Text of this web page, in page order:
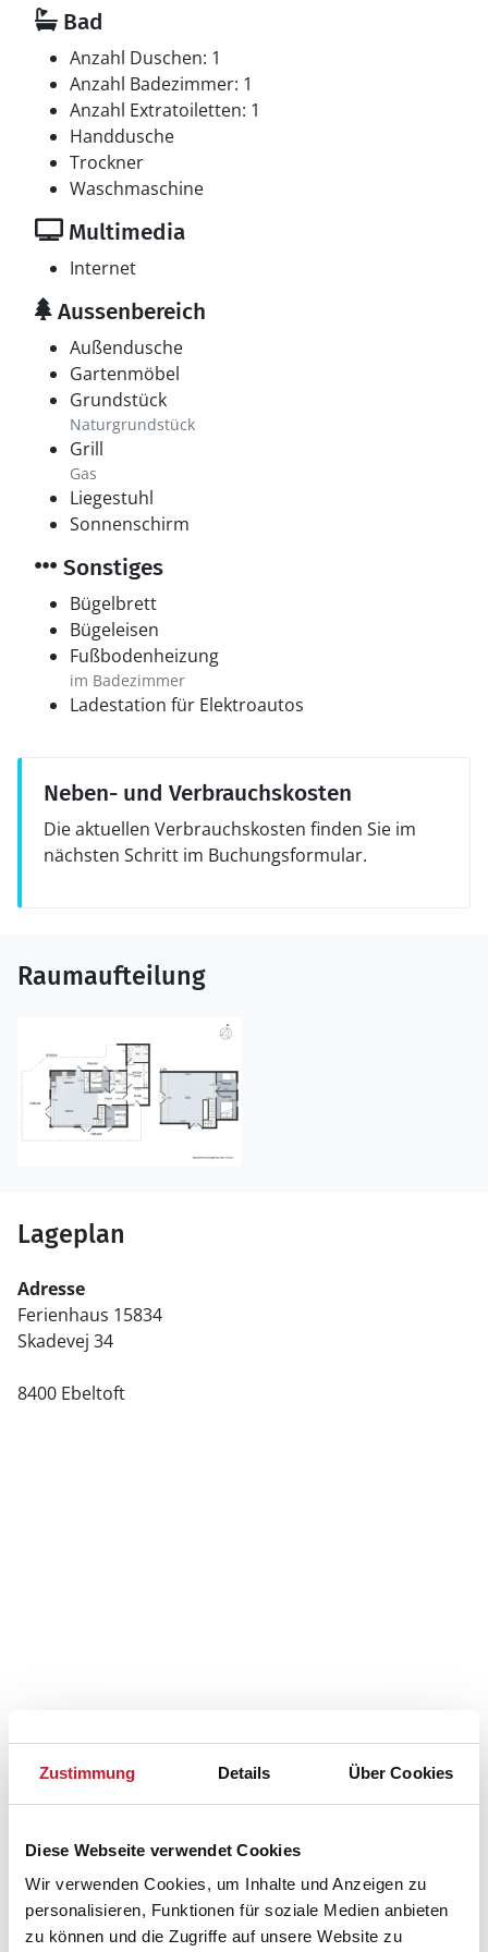
Zustimmung Details Über Cookies
Diese Webseite verwendet Cookies
Wir verwenden Cookies, um Inhalte und Anzeigen zu
personalisieren, Funktionen für soziale Medien anbieten
zu können und die Zugriffe auf unsere Website zu
Bad
Anzahl Duschen: 1
Anzahl Badezimmer: 1
Anzahl Extratoiletten: 1
Handdusche
Trockner
Waschmaschine
Multimedia
Internet
Aussenbereich
Außendusche
Gartenmöbel
Grundstück
Naturgrundstück
Grill
Gas
Liegestuhl
Sonnenschirm
Sonstiges
Bügelbrett
Bügeleisen
Fußbodenheizung
im Badezimmer
Ladestation für Elektroautos
Neben- und Verbrauchskosten
Die aktuellen Verbrauchskosten finden Sie im
nächsten Schritt im Buchungsformular.
Raumaufteilung
Lageplan
Adresse
Ferienhaus 15834
Skadevej 34
8400 Ebeltoft
Belegungskalender
Reisedauer auswählen
Anzahl Reisende auswählen